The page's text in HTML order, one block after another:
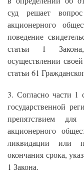
суд решает
акционерного
поведение
статьи 1
осуществлении
статьи 61
3. Согласно части 1
государственной
препятствием
акционерного
ликвидации или
окончания срока,
1 Закона.